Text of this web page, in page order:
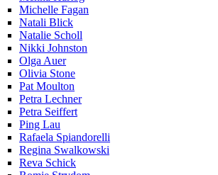
Michelle Fagan
Natali Blick
Natalie Scholl
Nikki Johnston
Olga Auer
Olivia Stone
Pat Moulton
Petra Lechner
Petra Seiffert
Ping Lau
Rafaela Spiandorelli
Regina Swalkowski
Reva Schick